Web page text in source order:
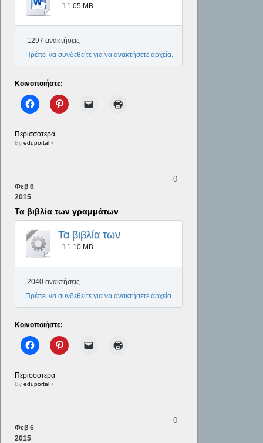
1.05 MB
1297 ανακτήσεις
Πρέπει να συνδεθείτε για να ανακτήσετε αρχεία.
Κοινοποιήστε:
Περισσότερα
Byeduportal •
Φεβ 6
2015
Τα βιβλία των γραμμάτων
Τα βιβλία των
γραμμάτων
1.10 MB
2040 ανακτήσεις
Πρέπει να συνδεθείτε για να ανακτήσετε αρχεία.
Κοινοποιήστε:
Περισσότερα
Byeduportal •
0
Φεβ 6
2015
0